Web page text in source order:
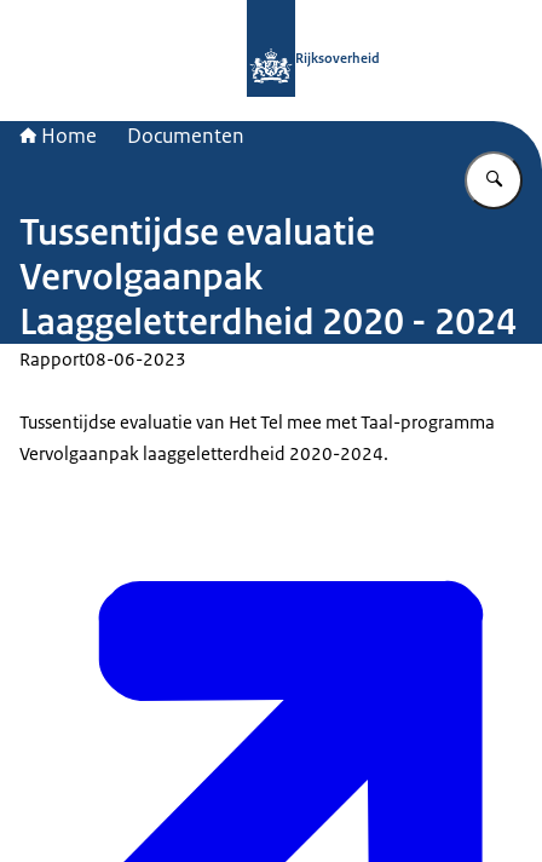
Rijksoverheid
Home Documenten
Tussentijdse evaluatie
Vervolgaanpak
Laaggeletterdheid 2020 - 2024
Rapport08-06-2023
Tussentijdse evaluatie van Het Tel mee met Taal-programma
Vervolgaanpak laaggeletterdheid 2020-2024.